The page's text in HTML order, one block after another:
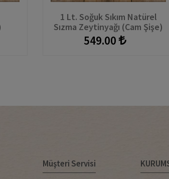
1 Lt. Soğuk Sıkım Natürel
Sızma Zeytinyağı (Cam Şişe)
549.00
Müşteri Servisi